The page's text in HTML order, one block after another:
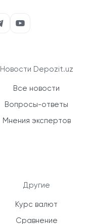
Новости Depozit.uz
Все новости
Вопросы-ответы
Мнения экспертов
Другие
Курс валют
Сравнение